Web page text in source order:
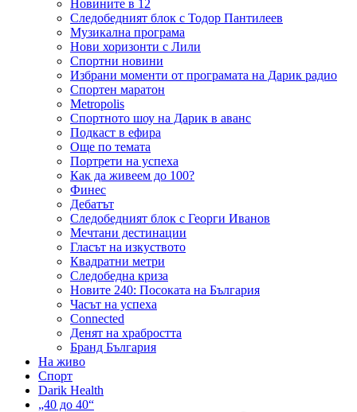
Новините в 12
Следобедният блок с Тодор Пантилеев
Музикална програма
Нови хоризонти с Лили
Спортни новини
Избрани моменти от програмата на Дарик радио
Спортен маратон
Metropolis
Спортното шоу на Дарик в аванс
Подкаст в ефира
Още по темата
Портрети на успеха
Как да живеем до 100?
Финес
Дебатът
Следобедният блок с Георги Иванов
Мечтани дестинации
Гласът на изкуството
Квадратни метри
Следобедна криза
Новите 240: Посоката на България
Часът на успеха
Connected
Денят на храбростта
Бранд България
На живо
Спорт
Darik Health
„40 до 40“